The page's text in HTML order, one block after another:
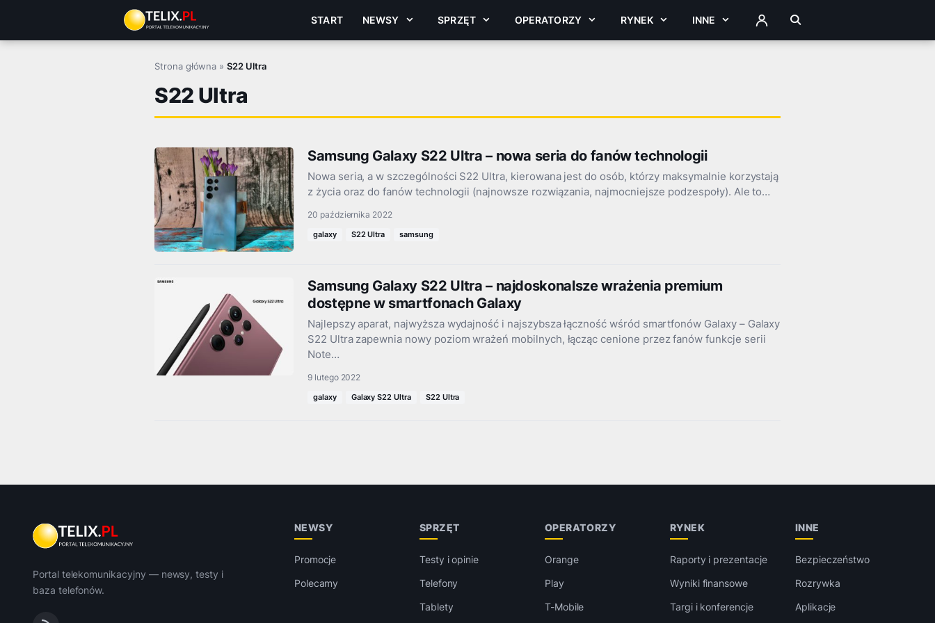
treści
START NEWSY SPRZĘT OPERATORZY RYNEK INNE ZALOGUJ
Strona główna »S22 Ultra
S22 Ultra
Samsung Galaxy S22 Ultra – nowa seria do fanów technologii
Nowa seria, a w szczególności S22 Ultra, kierowana jest do osób, którzy maksymalnie korzystają
z życia oraz do fanów technologii (najnowsze rozwiązania, najmocniejsze podzespoły). Ale to…
20 października 2022
galaxy S22 Ultra samsung
Samsung Galaxy S22 Ultra – najdoskonalsze wrażenia premium
dostępne w smartfonach Galaxy
Najlepszy aparat, najwyższa wydajność i najszybsza łączność wśród smartfonów Galaxy – Galaxy
S22 Ultra zapewnia nowy poziom wrażeń mobilnych, łącząc cenione przez fanów funkcje serii
Note…
9 lutego 2022
galaxy Galaxy S22 Ultra S22 Ultra
Portal telekomunikacyjny — newsy, testy i
baza telefonów.
NEWSY
Promocje
Polecamy
SPRZĘT
Testy i opinie
Telefony
Tablety
OPERATORZY
Orange
Play
T-Mobile
RYNEK
Raporty i prezentacje
Wyniki finansowe
Targi i konferencje
INNE
Bezpieczeństwo
Rozrywka
Aplikacje